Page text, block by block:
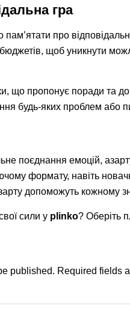
гра
пам’ятати про
щоб уникнути
що пропонує поради та
будь-яких проблем або
поєднання емоцій,
формату, навіть
допоможуть кожному
сили у plinko? Оберіть
published. Required fields